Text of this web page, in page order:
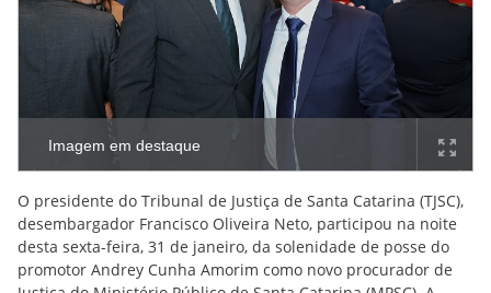
Imagem em destaque
O presidente do Tribunal de Justiça de Santa Catarina (TJSC),
desembargador Francisco Oliveira Neto, participou na noite
desta sexta-feira, 31 de janeiro, da solenidade de posse do
promotor Andrey Cunha Amorim como novo procurador de